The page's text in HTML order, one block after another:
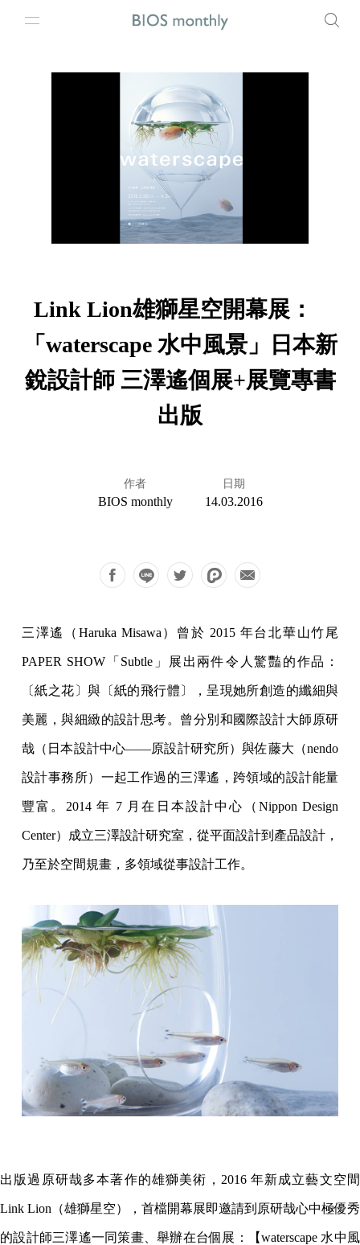
Link Lion雄獅星空開幕展：
「waterscape 水中風景」日本新
銳設計師 三澤遙個展+展覽專書
出版
作者
BIOS monthly
日期
14.03.2016
三澤遙（Haruka Misawa）曾於 2015 年台北華山竹尾
PAPER SHOW「Subtle」展出兩件令人驚豔的作品：
〔紙之花〕與〔紙的飛行體〕，呈現她所創造的纖細與
美麗，與細緻的設計思考。曾分別和國際設計大師原研
哉（日本設計中心——原設計研究所）與佐藤大（nendo
設計事務所）一起工作過的三澤遙，跨領域的設計能量
豐富。2014 年 7 月在日本設計中心（Nippon Design
Center）成立三澤設計研究室，從平面設計到產品設計，
乃至於空間規畫，多領域從事設計工作。
出版過原研哉多本著作的雄獅美術，2016 年新成立藝文空間
Link Lion（雄獅星空），首檔開幕展即邀請到原研哉心中極優秀
的設計師三澤遙一同策畫、舉辦在台個展：【waterscape 水中風